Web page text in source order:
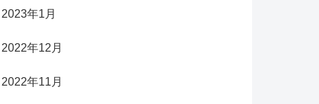
2023年1月
2022年12月
2022年11月